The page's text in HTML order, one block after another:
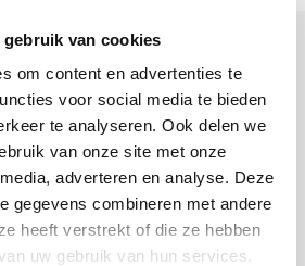
gebruik van cookies
om content en advertenties te
voor social media te bieden
te analyseren. Ook delen we
van onze site met onze
adverteren en analyse. Deze
gegevens combineren met andere
heeft verstrekt of die ze hebben
uw gebruik van hun services.